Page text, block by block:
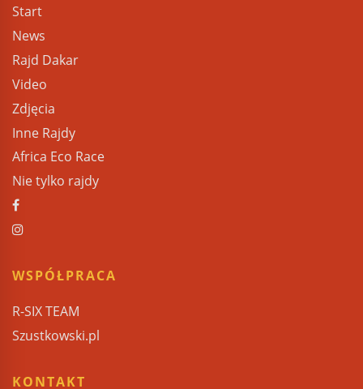
Start
News
Rajd Dakar
Video
Zdjęcia
Inne Rajdy
Africa Eco Race
Nie tylko rajdy
WSPÓŁPRACA
R-SIX TEAM
Szustkowski.pl
KONTAKT